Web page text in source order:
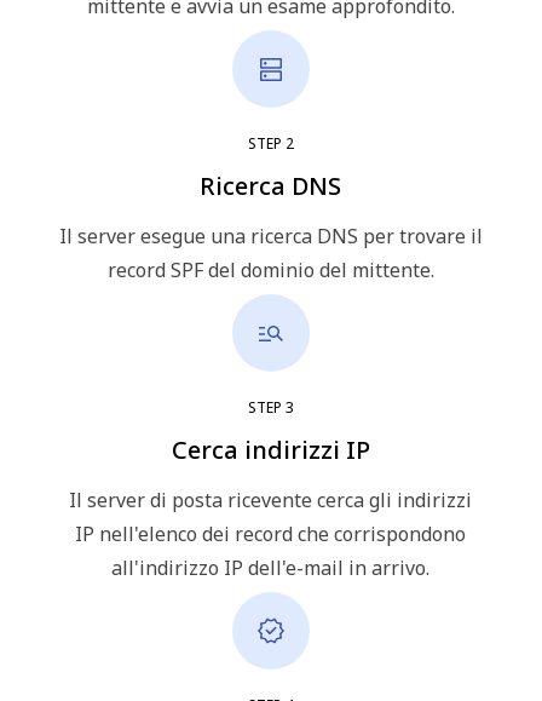
mittente e avvia un esame approfondito.
STEP 2
Ricerca DNS
Il server esegue una ricerca DNS per trovare il
record SPF del dominio del mittente.
STEP 3
Cerca indirizzi IP
Il server di posta ricevente cerca gli indirizzi
IP nell'elenco dei record che corrispondono
all'indirizzo IP dell'e-mail in arrivo.